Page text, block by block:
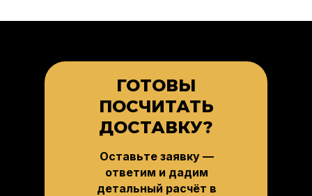
ГОТОВЫ
ПОСЧИТАТЬ
ДОСТАВКУ?
Оставьте заявку —
ответим и дадим
детальный расчёт в